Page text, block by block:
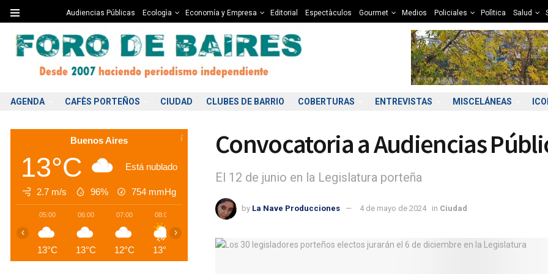
Audiencias Públicas Ecologìa Economía y Empresa Editorial Espectàculos Gourmet Medios Policiales Polìtica Salud
AGENDA CAFÈS PORTEÑOS CIUDAD CLUBES DE BARRIO COBERTURAS ENTREVISTAS MISCELÁNEAS
Convocatoria a Audiencias
El 12 de junio en la Legislatura porteña
by La Nave Producciones 4 de mayo de 2024 in Ciudad
Buenos Aires
13°C Está nublado
2.7 m/s 96% 754 mmHg
05:00
13°C
06:00
13°C
07:00
12°C
08:00
13°C
10:00
13°C 13°C 13°C 14°C
14:00
13°C 13°C 14°C 13°C
‹ ›